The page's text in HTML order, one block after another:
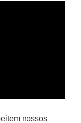
nossos